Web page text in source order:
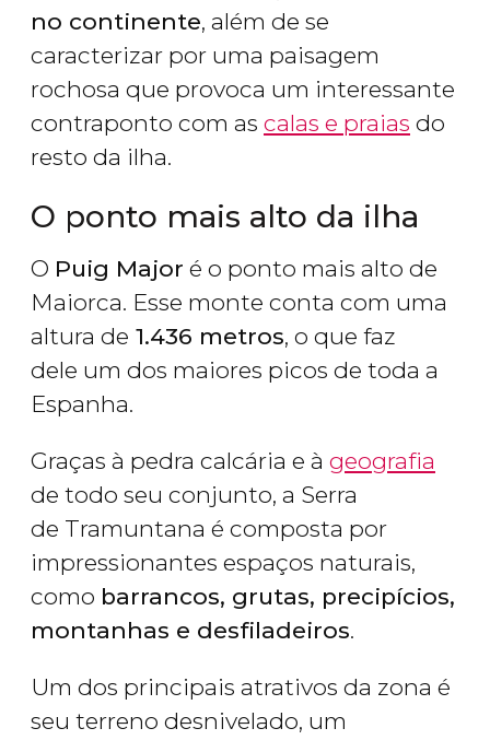
no continente, além de se
caracterizar por uma paisagem
rochosa que provoca um interessante
contraponto com as calas e praias do
resto da ilha.
O ponto mais alto da ilha
O Puig Major é o ponto mais alto de
Maiorca. Esse monte conta com uma
altura de 1.436 metros, o que faz
dele um dos maiores picos de toda a
Espanha.
Graças à pedra calcária e à geografia
de todo seu conjunto, a Serra
de Tramuntana é composta por
impressionantes espaços naturais,
como barrancos, grutas, precipícios,
montanhas e desfiladeiros.
Um dos principais atrativos da zona é
seu terreno desnivelado, um